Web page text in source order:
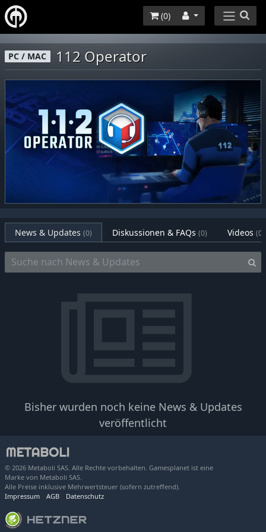
(0)
PC / MAC 112 Operator
News & Updates (0) Diskussionen & FAQs (0) Videos (0)
Bisher wurden noch keine News & Updates
veröffentlicht
© 2026 Metaboli SAS. Alle Rechte vorbehalten. Gamesplanet ist eine
Marke von Metaboli SAS.
Alle Preise inklusive Mehrwertsteuer (sofern zutreffend).
Impressum
AGB Datenschutz